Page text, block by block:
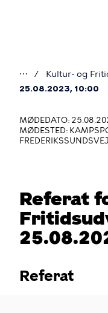
Du
her
⋯ Kultur- og
25.08.2023, 10:00
MØDEDATO:
MØDESTED:
Referat
Referat